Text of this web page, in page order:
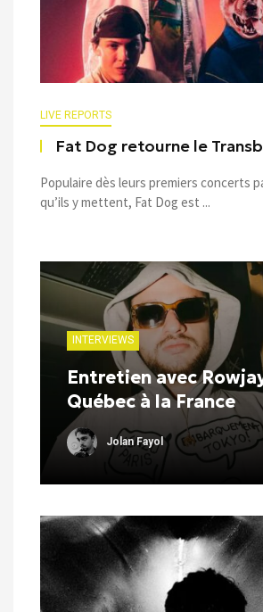
LIVE REPORTS
Fat Dog retourne le
Populaire dès leurs premiers concerts
qu’ils y mettent, Fat Dog est ...
INTERVIEWS
Entretien avec
Québec à la France
Jolan Fayol